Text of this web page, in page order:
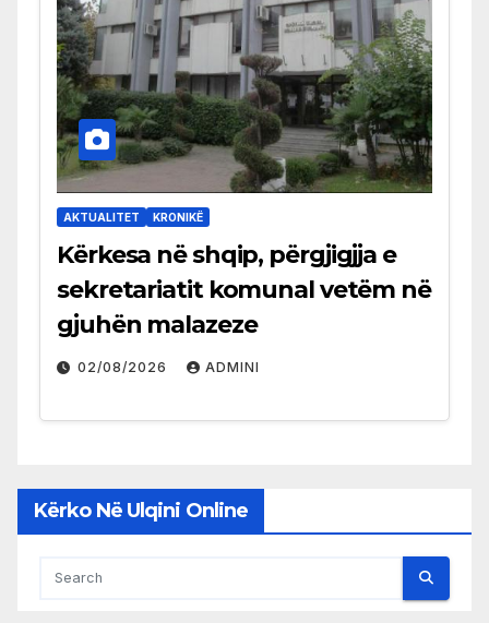
AKTUALITET KRONIKË
Kërkesa në shqip, përgjigjja e
sekretariatit komunal vetëm në
gjuhën malazeze
02/08/2026 ADMINI
Kërko Në Ulqini Online